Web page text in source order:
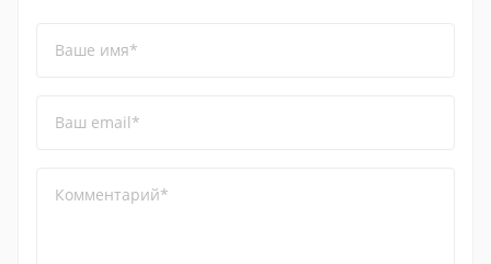
Ваше имя*
Ваш email*
Комментарий*